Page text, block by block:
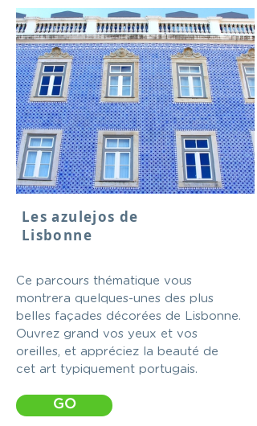
Les azulejos de
Lisbonne
Ce parcours thématique vous
montrera quelques-unes des plus
belles façades décorées de Lisbonne.
Ouvrez grand vos yeux et vos
oreilles, et appréciez la beauté de
cet art typiquement portugais.
GO